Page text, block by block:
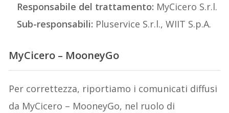
Responsabile del trattamento: MyCicero S.r.l.
Sub-responsabili: Pluservice S.r.l., WIIT S.p.A.
MyCicero – MooneyGo
Per correttezza, riportiamo i comunicati diffusi
da MyCicero – MooneyGo, nel ruolo di